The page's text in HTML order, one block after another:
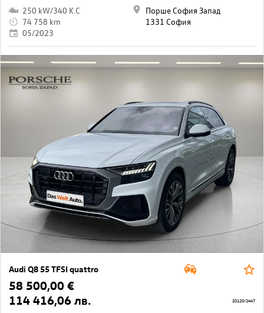
250 kW/340 K.C
74 758 km
05/2023
Порше София Запад
1331 София
Audi Q8 55 TFSI quattro
58 500,00 €
114 416,06 лв.
20120/2447